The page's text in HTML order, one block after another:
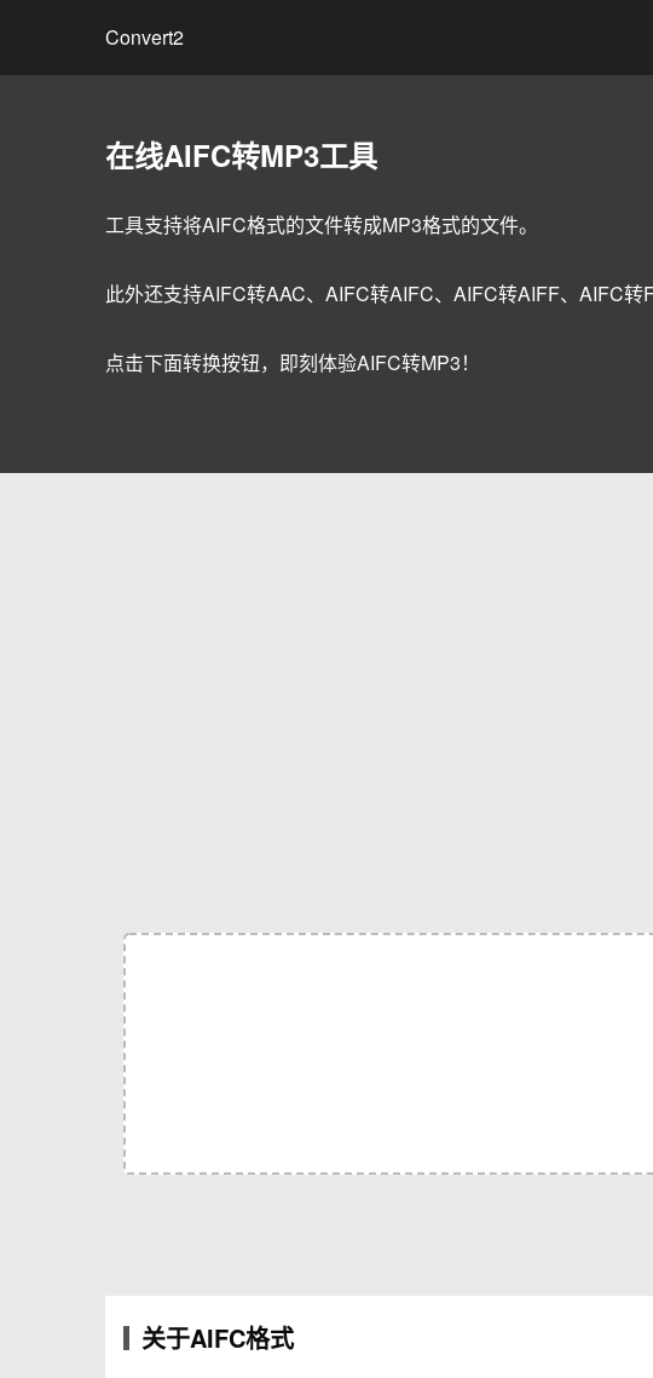
Convert2
在线AIFC转MP3工具
工具支持将AIFC格式的文件转成MP3格式的文件。
此外还支持AIFC转AAC、AIFC转AIFC、AIFC转AIFF、AIFC
点击下面转换按钮，即刻体验AIFC转MP3！
关于AIFC格式